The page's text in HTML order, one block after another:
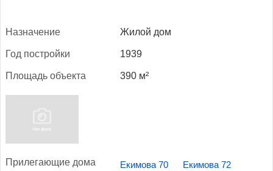
Наз­на­чение Жилой дом
Год пос­трой­ки 1939
Пло­щадь объ­ек­та 390 м²
При­лега­ющие до­ма Екимова 70 Екимова 72